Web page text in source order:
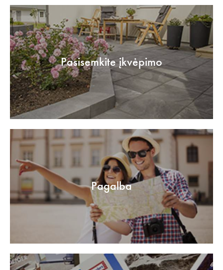
Pasisemkite įkvėpimo
Pagalba